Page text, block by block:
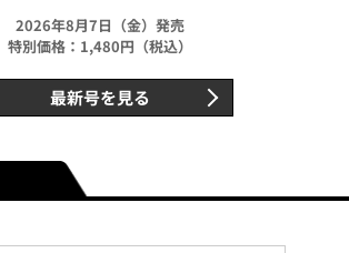
2026年8月7日（金）発売
特別価格：1,480円（税込）
最新号を見る